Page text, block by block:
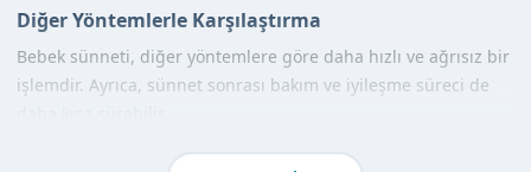
Diğer Yöntemlerle Karşılaştırma
Bebek sünneti, diğer yöntemlere göre daha hızlı ve ağrısız bir
işlemdir. Ayrıca, sünnet sonrası bakım ve iyileşme süreci de